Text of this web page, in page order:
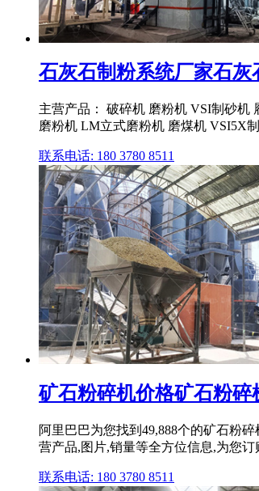
石灰石制粉系统厂家石
主营产品： 破碎机 磨粉机 VSI制砂机
磨粉机 LM立式磨粉机 磨煤机 VSI5X
联系电话: 180 3780 8511
矿石粉碎机价格矿石粉
阿里巴巴为您找到49,888个的矿石粉
营产品,图片,销量等全方位信息,为您订
联系电话: 180 3780 8511